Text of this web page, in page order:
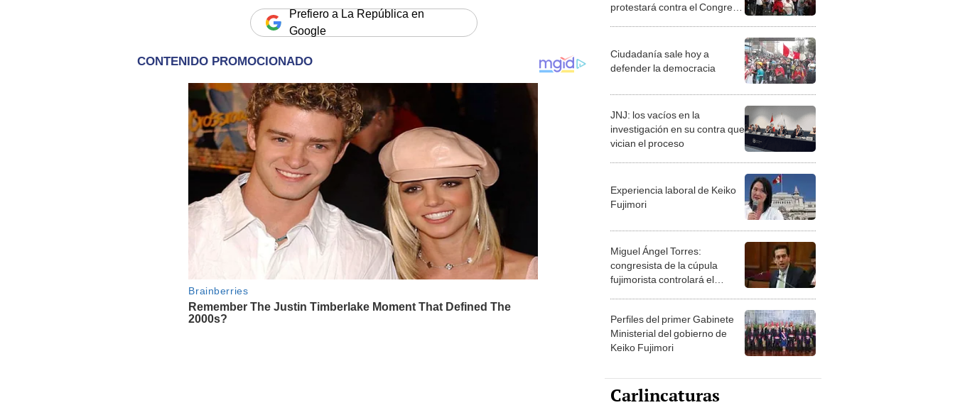
Prefiero a La República en
Google
protestará contra el Congreso
Ciudadanía sale hoy a
defender la democracia
JNJ: los vacíos en la
investigación en su contra que
vician el proceso
Experiencia laboral de Keiko
Fujimori
Miguel Ángel Torres:
congresista de la cúpula
fujimorista controlará el
Perfiles del primer Gabinete
Ministerial del gobierno de
Keiko Fujimori
Carlincaturas